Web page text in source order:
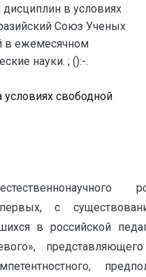
дисциплин в условиях
Союз Ученых
в ежемесячном
науки. ; ():-.
условиях свободной
с
в российской